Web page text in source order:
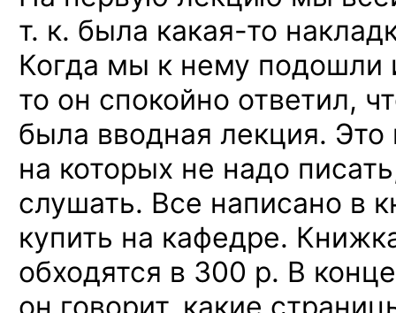
т. к. была какая-то
Когда мы к нему подошли
то он спокойно ответил,
была вводная лекция.
на которых не надо
слушать. Все написано в
купить на кафедре.
обходятся в 300 р. В